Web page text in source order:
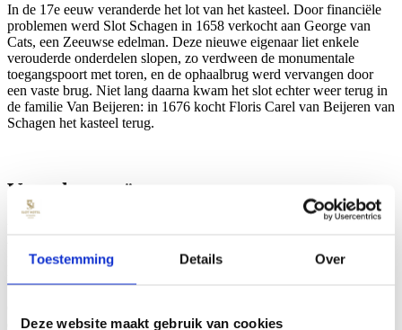
Toestemming Details Over
Deze website maakt gebruik van cookies
In de 17e eeuw veranderde het lot van het kasteel. Door financiële
problemen werd Slot Schagen in 1658 verkocht aan George van
Cats, een Zeeuwse edelman. Deze nieuwe eigenaar liet enkele
verouderde onderdelen slopen, zo verdween de monumentale
toegangspoort met toren, en de ophaalbrug werd vervangen door
een vaste brug. Niet lang daarna kwam het slot echter weer terug in
de familie Van Beijeren: in 1676 kocht Floris Carel van Beijeren van
Schagen het kasteel terug.
Verval tot ruïne
leeg achter. Vanaf het begin van de 18e eeuw werd het kasteel niet
eind van die eeuw, tijdens de Brits-Russische invasie van 1799,